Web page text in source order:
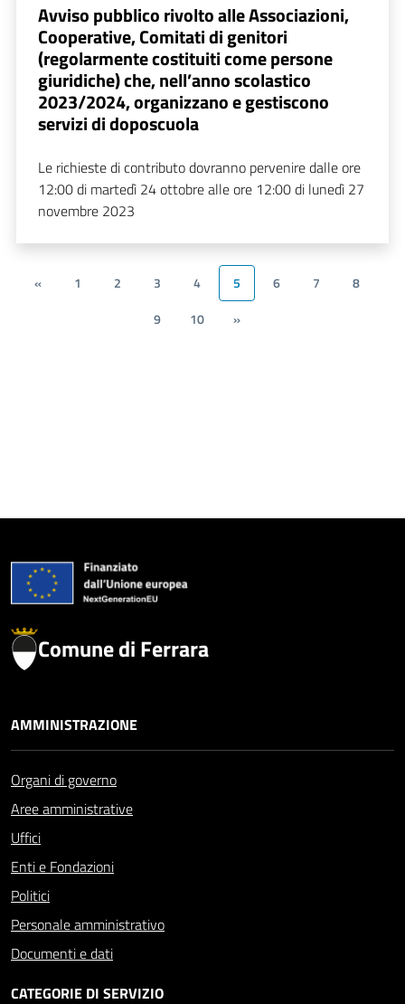
Avviso pubblico rivolto alle Associazioni,
Cooperative, Comitati di genitori
(regolarmente costituiti come persone
giuridiche) che, nell’anno scolastico
2023/2024, organizzano e gestiscono
servizi di doposcuola
Le richieste di contributo dovranno pervenire dalle ore
12:00 di martedì 24 ottobre alle ore 12:00 di lunedì 27
novembre 2023
« 1 2 3 4 5 6 7
8
9
10 »
Comune di Ferrara
AMMINISTRAZIONE
Organi di governo
Aree amministrative
Uffici
Enti e Fondazioni
Politici
Personale amministrativo
Documenti e dati
CATEGORIE DI SERVIZIO